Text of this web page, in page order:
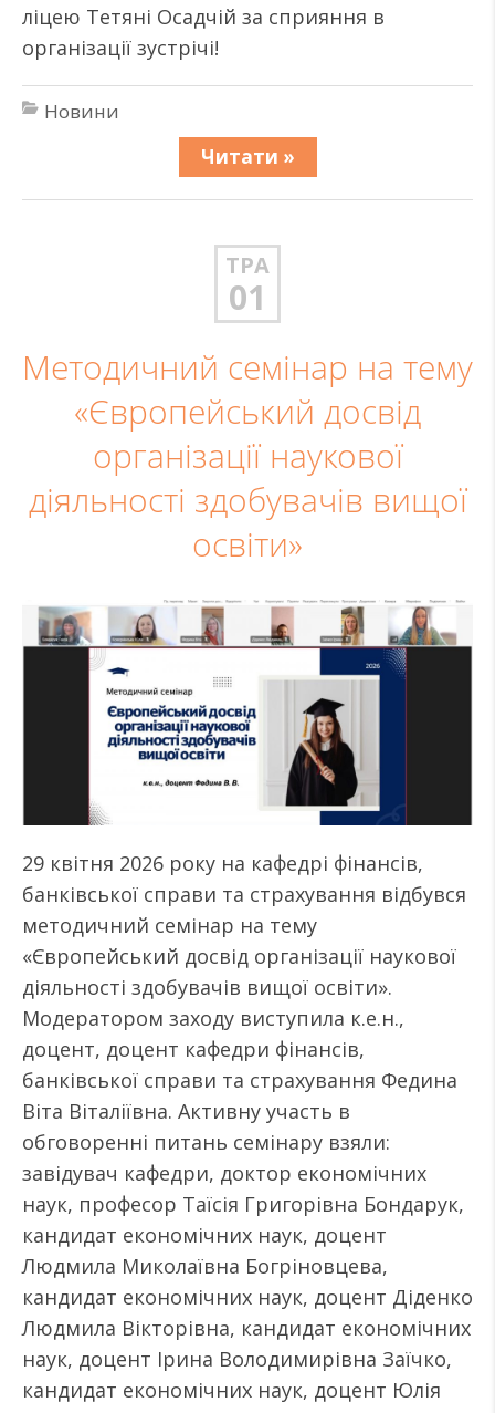
ліцею Тетяні Осадчій за сприяння в
організації зустрічі!
Новини
Читати »
ТРА
01
Методичний семінар на тему
«Європейський досвід
організації наукової
діяльності здобувачів вищої
освіти»
29 квітня 2026 року на кафедрі фінансів,
банківської справи та страхування відбувся
методичний семінар на тему
«Європейський досвід організації наукової
діяльності здобувачів вищої освіти».
Модератором заходу виступила к.е.н.,
доцент, доцент кафедри фінансів,
банківської справи та страхування Федина
Віта Віталіївна. Активну участь в
обговоренні питань семінару взяли:
завідувач кафедри, доктор економічних
наук, професор Таїсія Григорівна Бондарук,
кандидат економічних наук, доцент
Людмила Миколаївна Богріновцева,
кандидат економічних наук, доцент Діденко
Людмила Вікторівна, кандидат економічних
наук, доцент Ірина Володимирівна Заїчко,
кандидат економічних наук, доцент Юлія